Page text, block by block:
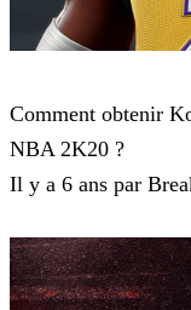
Comment obtenir
NBA 2K20 ?
Il y a 6 ans par